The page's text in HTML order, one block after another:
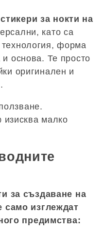
за нокти на
като са
форма
и основа. Те просто
оригинален и
малко
за създаване на
само изглеждат
предимства: